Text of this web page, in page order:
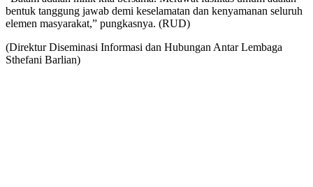
bentuk tanggung jawab demi keselamatan dan kenyamanan seluruh
elemen masyarakat,” pungkasnya. (RUD)
(Direktur Diseminasi Informasi dan Hubungan Antar Lembaga
Sthefani Barlian)